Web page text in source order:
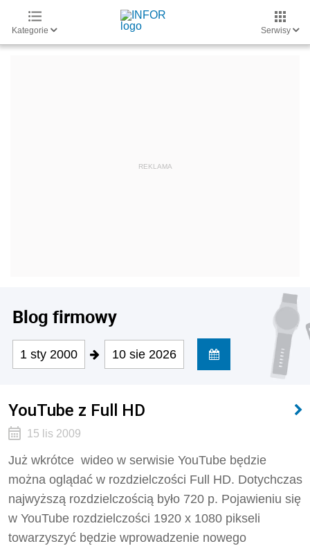
Kategorie Serwisy
Blog firmowy
1 sty 2000 10 sie 2026
YouTube z Full HD
15 lis 2009
Już wkrótce wideo w serwisie YouTube będzie
można oglądać w rozdzielczości Full HD. Dotychczas
najwyższą rozdzielczością było 720 p. Pojawieniu się
w YouTube rozdzielczości 1920 x 1080 pikseli
towarzyszyć będzie wprowadzenie nowego